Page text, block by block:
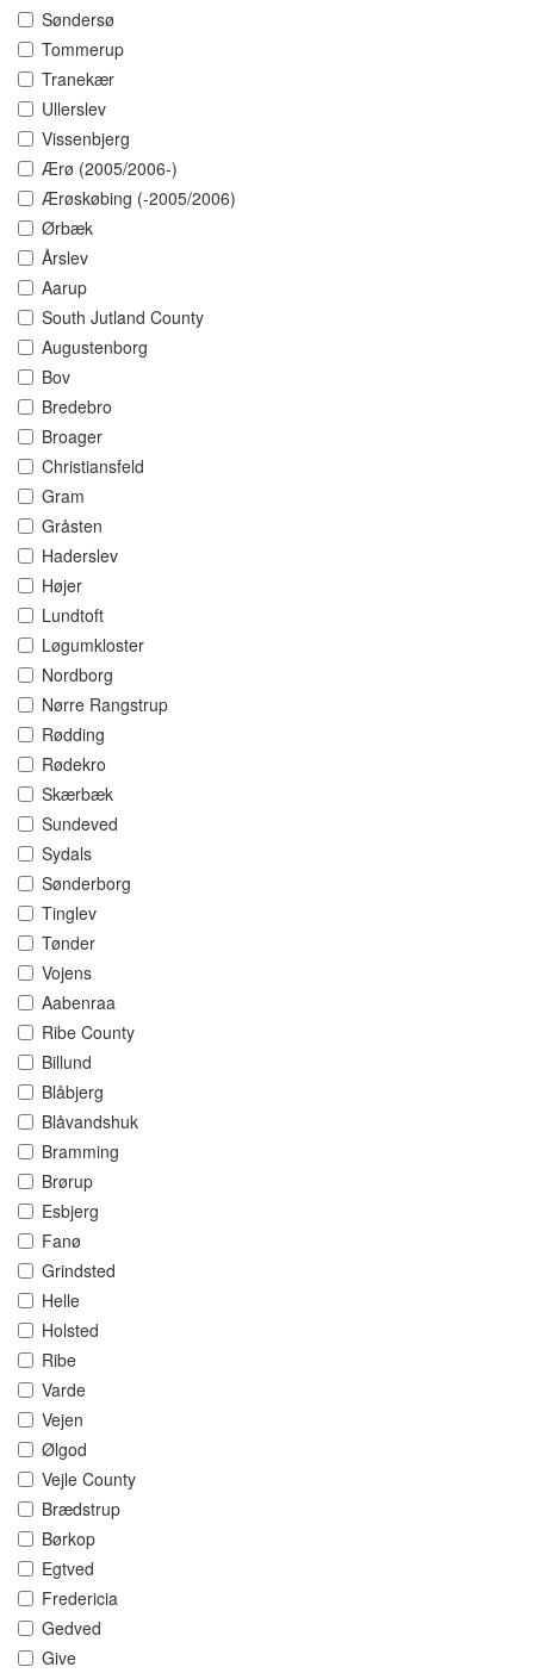
Søndersø
Tommerup
Tranekær
Ullerslev
Vissenbjerg
Ærø (2005/2006-)
Ærøskøbing (-2005/2006)
Ørbæk
Årslev
Aarup
South Jutland County
Augustenborg
Bov
Bredebro
Broager
Christiansfeld
Gram
Gråsten
Haderslev
Højer
Lundtoft
Løgumkloster
Nordborg
Nørre Rangstrup
Rødding
Rødekro
Skærbæk
Sundeved
Sydals
Sønderborg
Tinglev
Tønder
Vojens
Aabenraa
Ribe County
Billund
Blåbjerg
Blåvandshuk
Bramming
Brørup
Esbjerg
Fanø
Grindsted
Helle
Holsted
Ribe
Varde
Vejen
Ølgod
Vejle County
Brædstrup
Børkop
Egtved
Fredericia
Gedved
Give